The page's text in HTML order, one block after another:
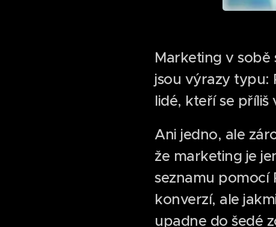
Marketing v
jsou výrazy typu:
lidé, kteří se příliš
Ani jedno, ale
že marketing je
seznamu pomocí
konverzí, ale
upadne do šedé